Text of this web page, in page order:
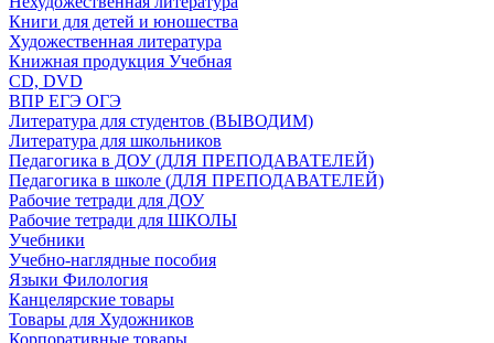
Книги для детей и юношества
Художественная литература
Книжная продукция Учебная
CD, DVD
ВПР ЕГЭ ОГЭ
Литература для студентов (ВЫВОДИМ)
Литература для школьников
Педагогика в ДОУ (ДЛЯ ПРЕПОДАВАТЕЛЕЙ)
Педагогика в школе (ДЛЯ ПРЕПОДАВАТЕЛЕЙ)
Рабочие тетради для ДОУ
Рабочие тетради для ШКОЛЫ
Учебники
Учебно-наглядные пособия
Языки Филология
Канцелярские товары
Товары для Художников
Корпоративные товары